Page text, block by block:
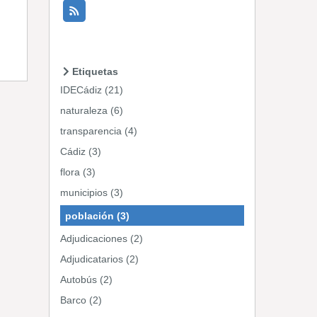
Etiquetas
IDECádiz (21)
naturaleza (6)
transparencia (4)
Cádiz (3)
flora (3)
municipios (3)
población (3)
Adjudicaciones (2)
Adjudicatarios (2)
Autobús (2)
Barco (2)